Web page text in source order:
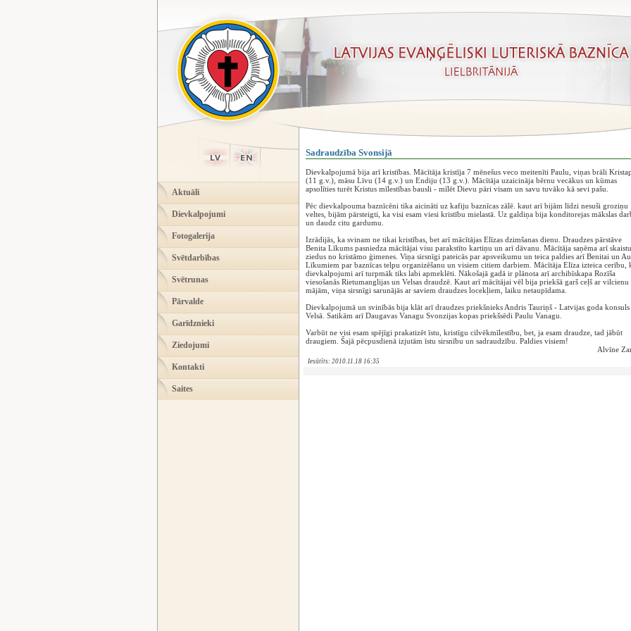
Aktuāli
Dievkalpojumi
Fotogalerija
Svētdarbības
Svētrunas
Pārvalde
Garīdznieki
Ziedojumi
Kontakti
Saites
Sadraudzība Svonsijā
Dievkalpojumā bija arī kristības. Mācītāja kristīja 7 mēnešus veco meitenīti Paulu, viņas brāli
(11 g.v.), māsu Līvu (14 g.v.) un Endiju (13 g.v.). Mācītāja uzaicināja bērnu vecākus un kūmas
apsolīties turēt Kristus mīlestības bausli - mīlēt Dievu pāri visam un savu tuvāko kā sevi pašu.
Pēc dievkalpouma baznīcēni tika aicināti uz kafiju baznīcas zālē. kaut arī bijām līdzi nesuši groziņu
veltes, bijām pārsteigti, ka visi esam viesi kristību mielastā. Uz galdiņa bija konditorejas mākslas
un daudz citu gardumu.
Izrādijās, ka svinam ne tikai kristības, bet arī mācītājas Elīzas dzimšanas dienu. Draudzes pārstāve
Benita Līkums pasniedza mācītājai visu parakstīto kartiņu un arī dāvanu. Mācītāja saņēma arī
ziedus no kristāmo ģimenes. Viņa sirsnīgi pateicās par apsveikumu un teica paldies arī Benitai un
Līkumiem par baznīcas telpu organizēšanu un visiem citiem darbiem. Mācītāja Elīza izteica cerību,
dievkalpojumi arī turpmāk tiks labi apmeklēti. Nākošajā gadā ir plānota arī archibīskapa Rozīša
viesošanās Rietumanglijas un Velsas draudzē. Kaut arī mācītājai vēl bija priekšā garš ceļš ar vilcienu
mājām, viņa sirsnīgi sarunājās ar saviem draudzes locekļiem, laiku netaupīdama.
Dievkalpojumā un svinībās bija klāt arī draudzes priekšnieks Andris Tauriņš - Latvijas goda konsuls
Velsā. Satikām arī Daugavas Vanagu Svonzijas kopas priekšsēdi Paulu Vanagu.
Varbūt ne visi esam spējīgi prakatizēt īstu, kristīgu cilvēkmīlestību, bet, ja esam draudze, tad jābūt
draugiem. Šajā pēcpusdienā izjutām īstu sirsnību un sadraudzību. Paldies visiem!
Alvīne
Iesūtīts: 2010.11.18 16:35